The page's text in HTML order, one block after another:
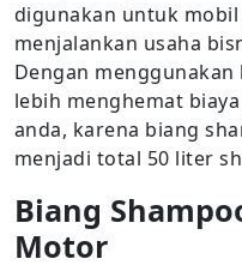
digunakan untuk
menjalankan usaha
Dengan
lebih menghemat
anda, karena biang
menjadi total 50 liter
Biang
Motor